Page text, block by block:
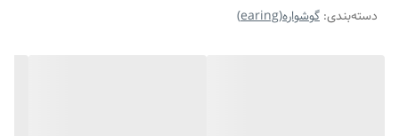
دسته‌بندی: گوشواره(earing)